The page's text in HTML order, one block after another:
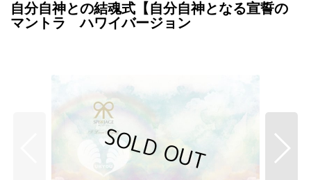
自分自神との結魂式【自分自神となる宣誓の
マントラ ハワイバージョン